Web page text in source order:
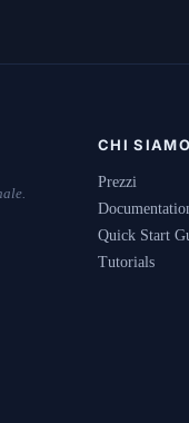
CHI SIAMO
Prezzi
Quick Start
Tutorials